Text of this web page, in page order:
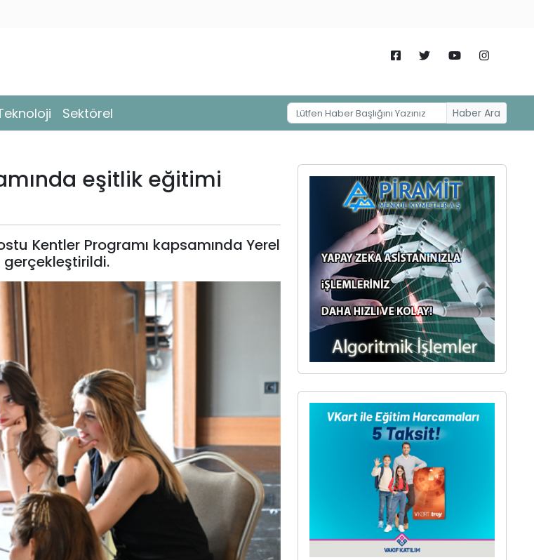
Sektörel Haber Ara
eşitlik eğitimi
Kentler Programı kapsamında Yerel
gerçekleştirildi.